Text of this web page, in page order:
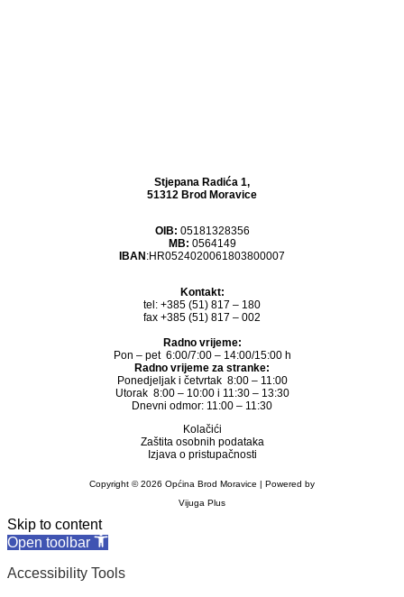
Stjepana Radića 1,
51312 Brod Moravice
OIB: 05181328356
MB: 0564149
IBAN :HR0524020061803800007
Kontakt:
tel: +385 (51) 817 – 180
fax +385 (51) 817 – 002
Radno vrijeme:
Pon – pet 6:00/7:00 – 14:00/15:00 h
Radno vrijeme za stranke:
Ponedjeljak i četvrtak 8:00 – 11:00
Utorak 8:00 – 10:00 i 11:30 – 13:30
Dnevni odmor: 11:00 – 11:30
Kolačići
Zaštita osobnih podataka
Izjava o pristupačnosti
Copyright © 2026 Općina Brod Moravice | Powered by
Vijuga Plus
Skip to content
Open toolbar
Accessibility Tools